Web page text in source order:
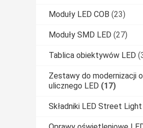
Moduły LED COB (23)
Moduły SMD LED (27)
Tablica obiektywów LED
Zestawy do modernizacji
ulicznego LED (17)
Składniki LED Street Light